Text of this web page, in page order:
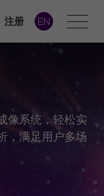
注册 EN
像系统，轻松实
，满足用户多场